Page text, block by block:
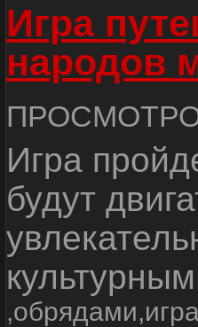
Игра
народов
Игра
будут
культурным